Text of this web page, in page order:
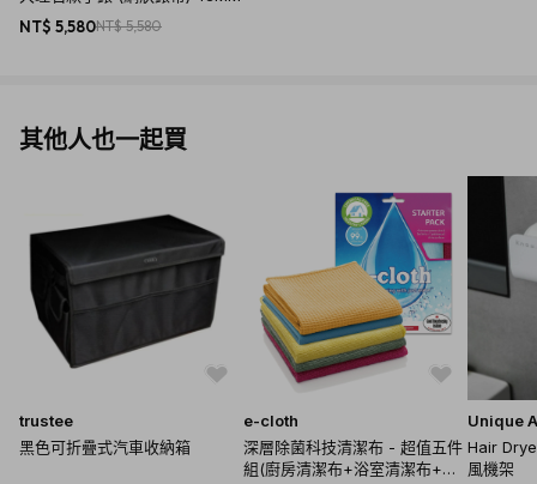
NT$ 5,580NT$ 5,580
其他人也一起買
trustee
黑色可折疊式汽車收納箱
e-cloth
深層除菌科技清潔布 - 超值五件
組(廚房清潔布+浴室清潔布+萬
Unique
Hair
風機架